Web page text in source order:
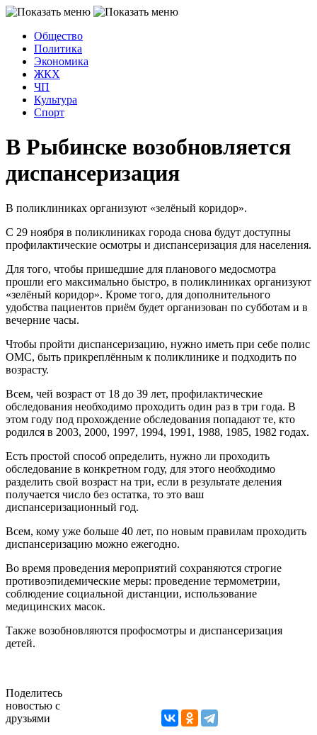
Общество
Политика
Экономика
ЖКХ
ЧП
Культура
Спорт
В Рыбинске возобновляется
диспансеризация
В поликлиниках организуют «зелёный коридор».
С 29 ноября в поликлиниках города снова будут доступны
профилактические осмотры и диспансеризация для населения.
Для того, чтобы пришедшие для планового медосмотра
прошли его максимально быстро, в поликлиниках организуют
«зелёный коридор». Кроме того, для дополнительного
удобства пациентов приём будет организован по субботам и в
вечерние часы.
Чтобы пройти диспансеризацию, нужно иметь при себе полис
ОМС, быть прикреплённым к поликлинике и подходить по
возрасту.
Всем, чей возраст от 18 до 39 лет, профилактические
обследования необходимо проходить один раз в три года. В
этом году под прохождение обследования попадают те, кто
родился в 2003, 2000, 1997, 1994, 1991, 1988, 1985, 1982 годах.
Есть простой способ определить, нужно ли проходить
обследование в конкретном году, для этого необходимо
разделить свой возраст на три, если в результате деления
получается число без остатка, то это ваш
диспансеризационный год.
Всем, кому уже больше 40 лет, по новым правилам проходить
диспансеризацию можно ежегодно.
Во время проведения мероприятий сохраняются строгие
противоэпидемические меры: проведение термометрии,
соблюдение социальной дистанции, использование
медицинских масок.
Также возобновляются профосмотры и диспансеризация
детей.
Поделитесь
новостью с
друзьями